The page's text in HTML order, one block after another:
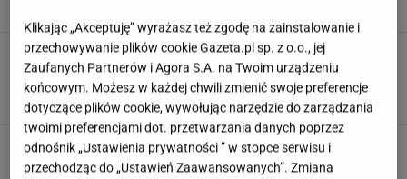
Dostałeś taki list z banku? Lepiej go nie
ignorować
Rozwiąż quiz geograficzny i dopasuj miasto do
państwa. Zdobędziesz 9/13?
Klikając „Akceptuję” wyrażasz też zgodę na zainstalowanie i
przechowywanie plików cookie Gazeta.pl sp. z o.o., jej
Zaufanych Partnerów i Agora S.A. na Twoim urządzeniu
końcowym. Możesz w każdej chwili zmienić swoje preferencje
dotyczące plików cookie, wywołując narzędzie do zarządzania
twoimi preferencjami dot. przetwarzania danych poprzez
odnośnik „Ustawienia prywatności ” w stopce serwisu i
przechodząc do „Ustawień Zaawansowanych”. Zmiana